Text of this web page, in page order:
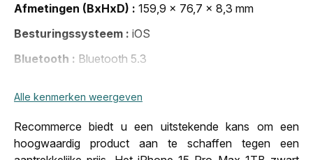
Afmetingen (BxHxD)
159,9 x 76,7 x 8,3 mm
Besturingssysteem
iOS
Bluetooth
Bluetooth 5.3
Gewicht
221 g
Alle kenmerken weergeven
Recommerce biedt u een uitstekende kans om een
hoogwaardig product aan te schaffen tegen een